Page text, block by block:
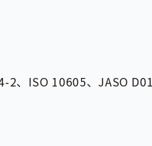
ISO 10605、JASO